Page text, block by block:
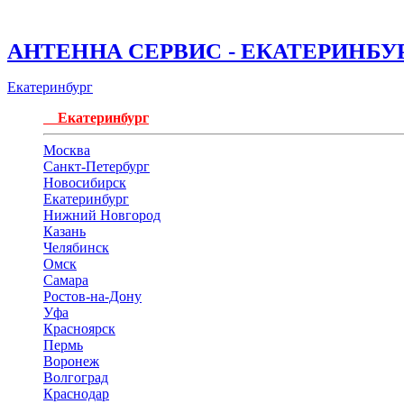
АНТЕННА СЕРВИС -
Екатеринбург
Екатеринбург
Москва
Санкт-Петербург
Новосибирск
Екатеринбург
Нижний Новгород
Казань
Челябинск
Омск
Самара
Ростов-на-Дону
Уфа
Красноярск
Пермь
Воронеж
Волгоград
Краснодар